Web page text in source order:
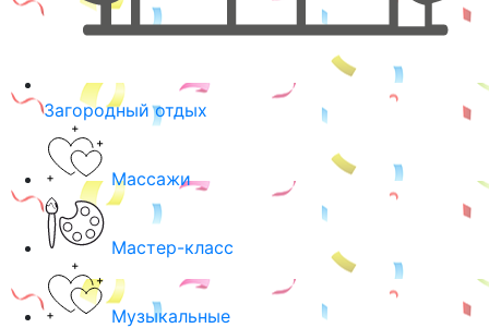
Загородный отдых
Массажи
Мастер-класс
Музыкальные